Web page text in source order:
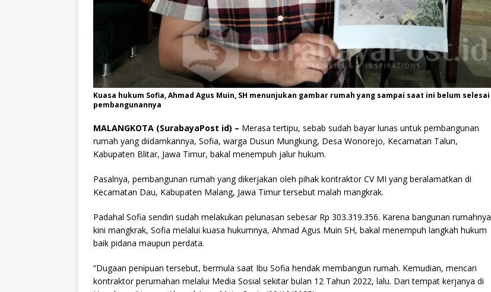
Kuasa hukum Sofia, Ahmad Agus Muin, SH menunjukan gambar rumah yang sampai saat ini belum selesai
pembangunannya
MALANGKOTA (SurabayaPost id) – Merasa tertipu, sebab sudah bayar lunas untuk pembangunan
rumah yang diidamkannya, Sofia, warga Dusun Mungkung, Desa Wonorejo, Kecamatan Talun,
Kabupaten Blitar, Jawa Timur, bakal menempuh jalur hukum.
Pasalnya, pembangunan rumah yang dikerjakan oleh pihak kontraktor CV MI yang beralamatkan di
Kecamatan Dau, Kabupaten Malang, Jawa Timur tersebut malah mangkrak.
Padahal Sofia sendiri sudah melakukan pelunasan sebesar Rp 303.319.356. Karena bangunan rumahnya
kini mangkrak, Sofia melalui kuasa hukumnya, Ahmad Agus Muin SH, bakal menempuh langkah hukum
baik pidana maupun perdata.
“Dugaan penipuan tersebut, bermula saat Ibu Sofia hendak membangun rumah. Kemudian, mencari
kontraktor perumahan melalui Media Sosial sekitar bulan 12 Tahun 2022, lalu. Dari tempat kerjanya di